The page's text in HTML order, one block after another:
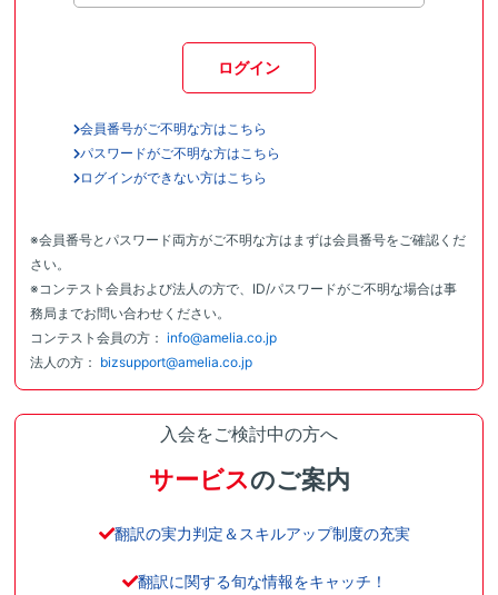
ログイン
会員番号がご不明な方はこちら
パスワードがご不明な方はこちら
ログインができない方はこちら
※会員番号とパスワード両方がご不明な方はまずは会員番号をご確認くだ
さい。
※コンテスト会員および法人の方で、ID/パスワードがご不明な場合は事
務局までお問い合わせください。
コンテスト会員の方： info@amelia.co.jp
法人の方： bizsupport@amelia.co.jp
入会をご検討中の方へ
サービスのご案内
翻訳の実力判定＆スキルアップ制度の充実
翻訳に関する旬な情報をキャッチ！